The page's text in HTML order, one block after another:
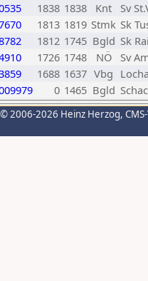
1838 1838 Knt
Sv
1813 1819 Stmk Sk
1812 1745 Bgld Sk
1726 1748 NÖ
Sv
1688 1637 Vbg
0 1465 Bgld
© 2006-2026 Heinz Herzog,